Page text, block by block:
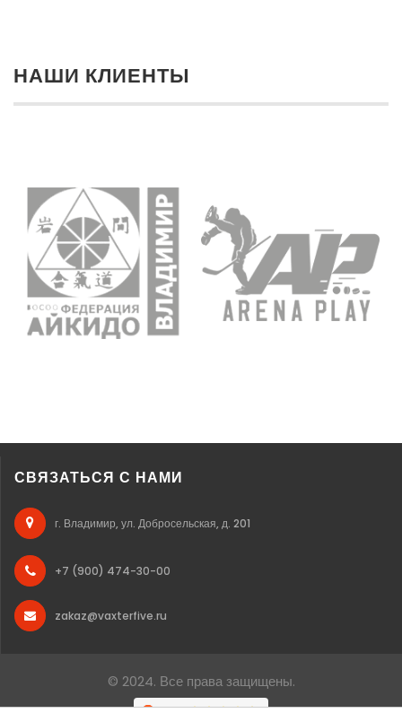
НАШИ КЛИЕНТЫ
СВЯЗАТЬСЯ С НАМИ
г. Владимир, ул. Добросельская, д. 201
+7 (900) 474-30-00
zakaz@vaxterfive.ru
© 2024. Все права защищены.